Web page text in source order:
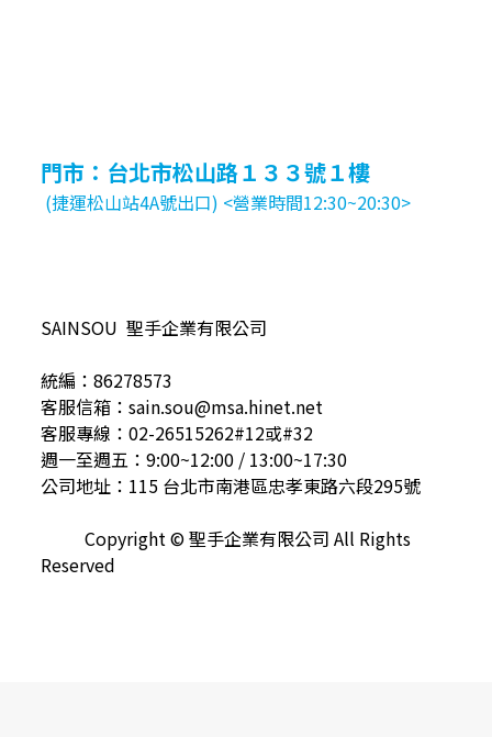
門市：台北市松山路１３３號１樓
(捷運松山站4A號出口) <營業時間12:30~20:30>
SAINSOU 聖手企業有限公司
統編：86278573
客服信箱：sain.sou@msa.hinet.net
客服專線：02-26515262#12或#32
週一至週五：9:00~12:00 / 13:00~17:30
公司地址：115 台北市南港區忠孝東路六段295號
Copyright © 聖手企業有限公司 All Rights
Reserved